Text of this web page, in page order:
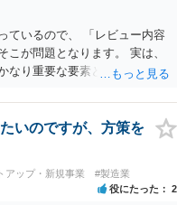
ているので、 「レビュー内容
こが問題となります。 実は、
なり重要な要素となります。
いたケースですが、 明示的に
を支払うことを約してレビュ
それはレビュー内容について
者による表示（広告）」と判
あくまで、自身の嗜好に基づ
規制にひっかかる可能性があ
いのですが、方策を
アップ・新規事業 #製造業
役にたった 2